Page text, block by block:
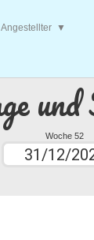
Woche 52
Angestellter ▼